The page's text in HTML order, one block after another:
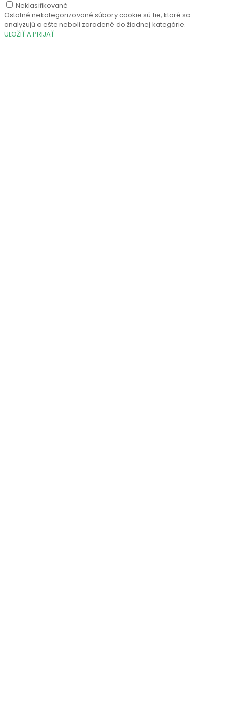
Neklasifikované
Ostatné nekategorizované súbory cookie sú tie, ktoré sa
analyzujú a ešte neboli zaradené do žiadnej kategórie.
ULOŽIŤ A PRIJAŤ